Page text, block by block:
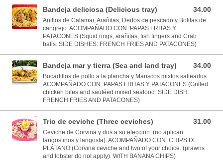
Bandeja deliciosa (Delicious tray) 34.00
34.00 USD
Anillos de Calamar, Arañitas, Dedos de pescado y Bolitas de
cangrejo. ACOMPAÑADO CON: PAPAS FRITAS Y
PATACONES (Squid rings, arañitas, fish fingers and Crab
balls. SIDE DISHES: FRENCH FRIES AND PATACONES)
Bandeja mar y tierra (Sea and land tray) 34.00
34.00 USD
Bocadillos de pollo a la plancha y Mariscos mixtos salteados.
ACOMPAÑADO CON: PAPAS FRITAS Y PATACONES (Grilled
chicken bites and sautéed mixed seafood. SIDE DISH:
FRENCH FRIES AND PATACONES)
Trio de ceviche (Three ceviches) 31.00
31.00 USD
Ceviche de Corvina y dos a su eleccion. (no aplican
langostinos y langosta). ACOMPAÑADO CON: CHIPS DE
PLÁTANO (Corvina ceviche and two of your choice. (prawns
and lobster do not apply). WITH BANANA CHIPS)